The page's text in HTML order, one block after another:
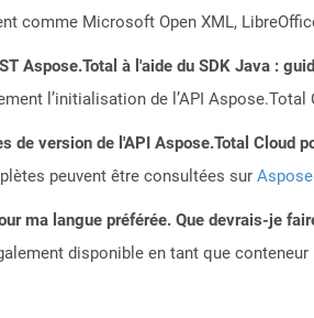
comme Microsoft Open XML,
Aspose.Total à l'aide du SDK Java :
l’initialisation de l’API
de version de l'API Aspose.Total Cloud
peuvent être consultées sur
ma langue préférée. Que devrais-je
disponible en tant que conteneur